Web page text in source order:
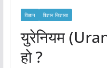
विज्ञान विज्ञान जिज्ञासा
युरेनियम
हो ?